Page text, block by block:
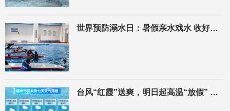
世界预防溺水日：暑假亲水戏水 收好安全指南
台风“红霞”送爽，明日起高温“放假” 清凉短暂“上岗”